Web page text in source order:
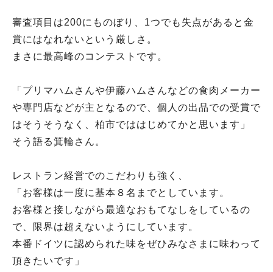
審査項目は200にものぼり、1つでも失点があると金
賞にはなれないという厳しさ。
まさに最高峰のコンテストです。
「プリマハムさんや伊藤ハムさんなどの食肉メーカー
や専門店などが主となるので、個人の出品での受賞で
はそうそうなく、柏市でははじめてかと思います」
そう語る箕輪さん。
レストラン経営でのこだわりも強く、
「お客様は一度に基本８名までとしています。
お客様と接しながら最適なおもてなしをしているの
で、限界は超えないようにしています。
本番ドイツに認められた味をぜひみなさまに味わって
頂きたいです」